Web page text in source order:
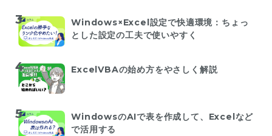
Windows×Excel設定で快適環境：ちょっ
とした設定の工夫で使いやすく
ExcelVBAの始め方をやさしく解説
WindowsのAIで表を作成して、Excelなど
で活用する